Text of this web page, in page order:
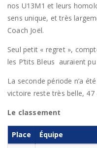
nos U13M1 et leurs
sens unique, et très
Coach Joël.
Seul petit « regret »,
les P’tits Bleus auraient
La seconde période n’a
victoire reste très belle, 47
Le classement
Place Équipe